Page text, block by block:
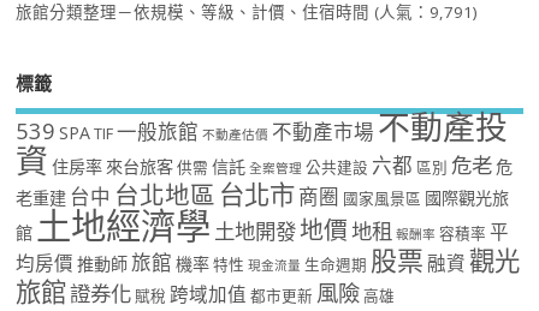
旅館分類整理－依規模、等級、計價、住宿時間 (人氣：9,791)
標籤
539 SPA TIF 一般旅館 不動產估價 不動產市場不動產投
資 住房率 來台旅客 供需 信託 全案管理 公共建設 六都 區別 危老危
老重建 台中 台北地區 台北市商圈 國家風景區 國際觀光旅
館 土地經濟學 土地開發地價地租 報酬率 容積率 平
均房價 推動師旅館 機率 特性 現金流量 生命週期 股票 融資 觀光
旅館證券化 賦稅 跨域加值 都市更新 風險 高雄